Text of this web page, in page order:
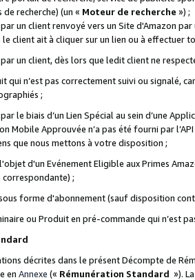
recherche) (un « Moteur de recherche ») ;
un client renvoyé vers un Site d'Amazon
le client ait à cliquer sur un lien ou à
un client, dès lors que ledit client ne
qui n’est pas correctement suivi ou signalé,
;
le biais d’un Lien Spécial au sein d’une
Mobile Approuvée n’a pas été fourni par
que nous mettons à votre disposition ;
d'un Evénement Eligible aux Primes
correspondante) ;
forme d'abonnement (sauf disposition
ou Produit en pré-commande qui n’est
décrites dans le présent Décompte de
en Annexe (« Rémunération Standard »).